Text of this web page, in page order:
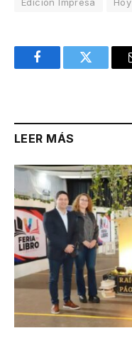
FacebookTwitter
LEER MÁS